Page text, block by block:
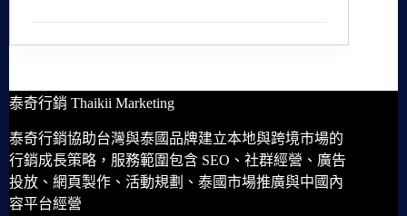
泰奇行銷 Thaikii Marketing
泰奇行銷協助台灣與泰國品牌建立本地與跨境市場的
行銷成長策略，服務範圍包含 SEO、社群經營、廣告
投放、網頁製作、活動規劃、泰國市場推廣與中國內
容平台經營